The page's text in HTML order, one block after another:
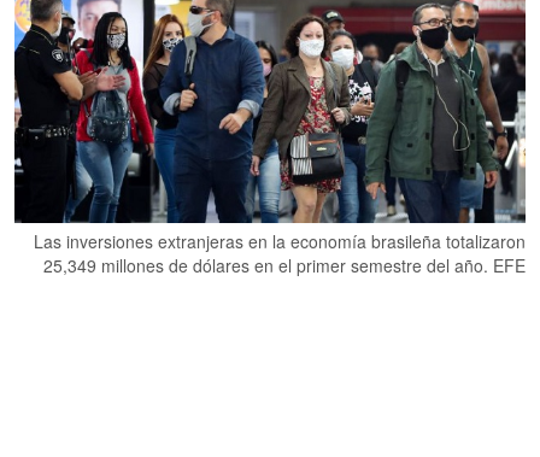
Las inversiones extranjeras en la economía brasileña totalizaron
25,349 millones de dólares en el primer semestre del año. EFE